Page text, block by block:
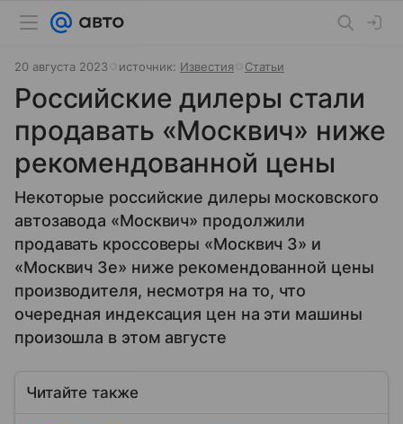
20 августа 2023 источник: Известия Статьи
Российские дилеры стали
продавать «Москвич» ниже
рекомендованной цены
Некоторые российские дилеры московского
автозавода «Москвич» продолжили
продавать кроссоверы «Москвич 3» и
«Москвич 3е» ниже рекомендованной цены
производителя, несмотря на то, что
очередная индексация цен на эти машины
произошла в этом августе
Читайте также